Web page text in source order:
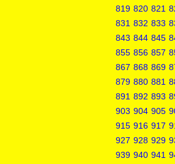
819 820 821
831 832 833
843 844 845
855 856 857
867 868 869
879 880 881
891 892 893
903 904 905
915 916 917
927 928 929
939 940 941